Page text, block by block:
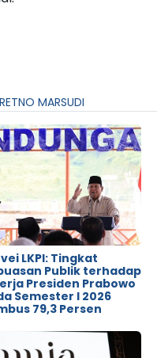
RETNO MARSUDI
LKPI: Tingkat
Publik terhadap
Presiden Prabowo
Semester I 2026
79,3 Persen